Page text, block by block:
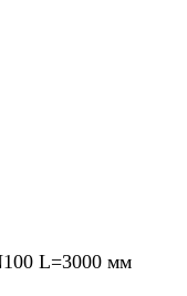
L=3000 мм